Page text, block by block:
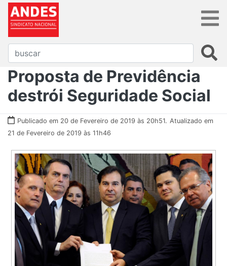
Proposta de Previdência
destrói Seguridade Social
Publicado em 20 de Fevereiro de 2019 às 20h51. Atualizado em
21 de Fevereiro de 2019 às 11h46